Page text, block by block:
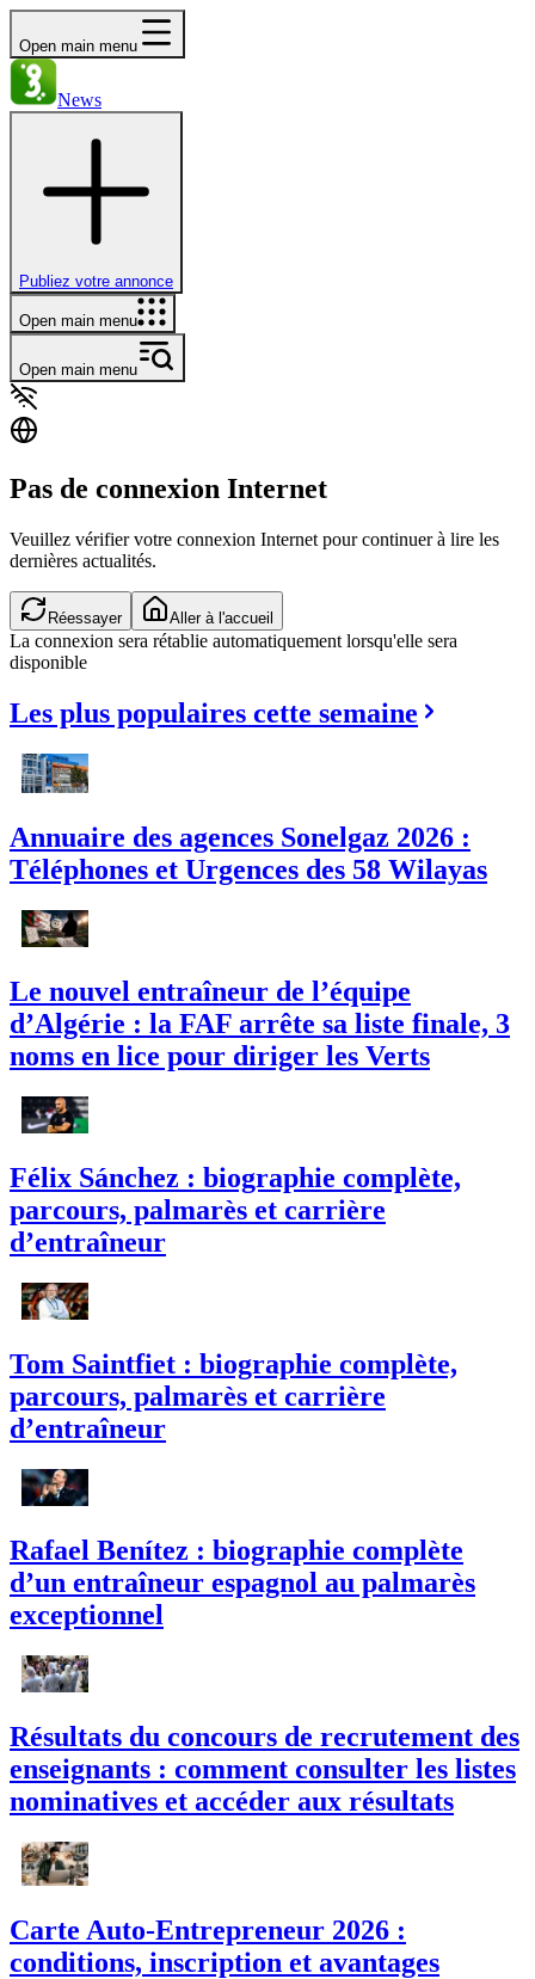
Open main menu
News
Publiez votre annonce
Open main menu
Open main menu
Pas de connexion Internet
Veuillez vérifier votre connexion Internet pour continuer à lire les
dernières actualités.
Réessayer Aller à l'accueil
La connexion sera rétablie automatiquement lorsqu'elle sera
disponible
Les plus populaires cette semaine
Annuaire des agences Sonelgaz 2026 :
Téléphones et Urgences des 58 Wilayas
Le nouvel entraîneur de l’équipe
d’Algérie : la FAF arrête sa liste finale, 3
noms en lice pour diriger les Verts
Félix Sánchez : biographie complète,
parcours, palmarès et carrière
d’entraîneur
Tom Saintfiet : biographie complète,
parcours, palmarès et carrière
d’entraîneur
Rafael Benítez : biographie complète
d’un entraîneur espagnol au palmarès
exceptionnel
Résultats du concours de recrutement des
enseignants : comment consulter les listes
nominatives et accéder aux résultats
Carte Auto-Entrepreneur 2026 :
conditions, inscription et avantages